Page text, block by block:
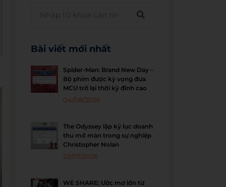
Bài viết mới nhất
Spider-Man: Brand New Day –
Bộ phim được kỳ vọng đưa
MCU trở lại thời kỳ đỉnh cao
04/08/2026
The Odyssey lập kỷ lục doanh
thu mở màn trong sự nghiệp
Christopher Nolan
22/07/2026
WE SHARE: Ước mơ lớn từ